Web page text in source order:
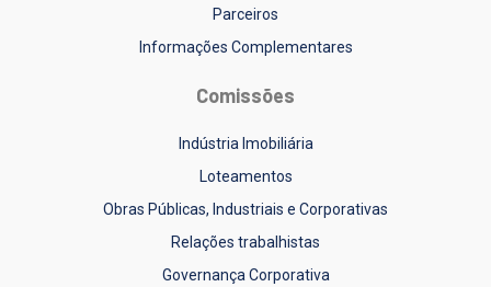
Parceiros
Informações Complementares
Comissões
Indústria Imobiliária
Loteamentos
Obras Públicas, Industriais e Corporativas
Relações trabalhistas
Governança Corporativa